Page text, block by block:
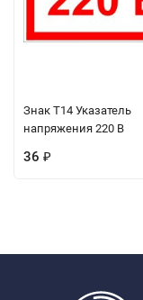
Знак Т14 Указатель
напряжения 220 В
36 ₽